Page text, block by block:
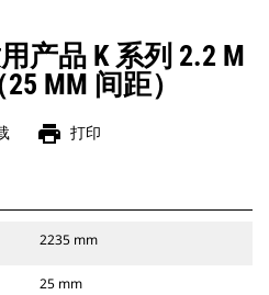
产品 K 系列 2.2 M
MM 间距）
print 打印
2235 mm
25 mm